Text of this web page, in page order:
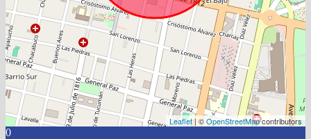
Leaflet| ©OpenStreetMapcontributors
0